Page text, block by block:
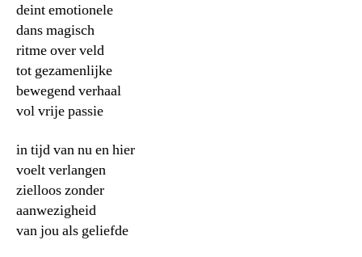
deint emotionele
dans magisch
ritme over veld
tot gezamenlijke
bewegend verhaal
vol vrije passie
in tijd van nu en hier
voelt verlangen
zielloos zonder
aanwezigheid
van jou als geliefde